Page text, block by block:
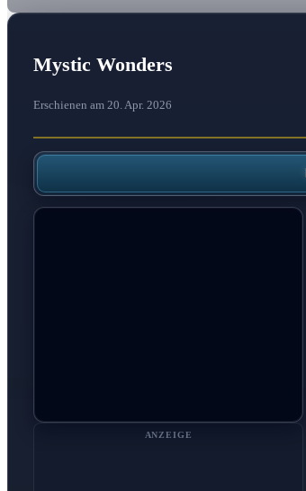
Mystic Wonders
Erschienen am 20. Apr. 2026
ANZEIGE